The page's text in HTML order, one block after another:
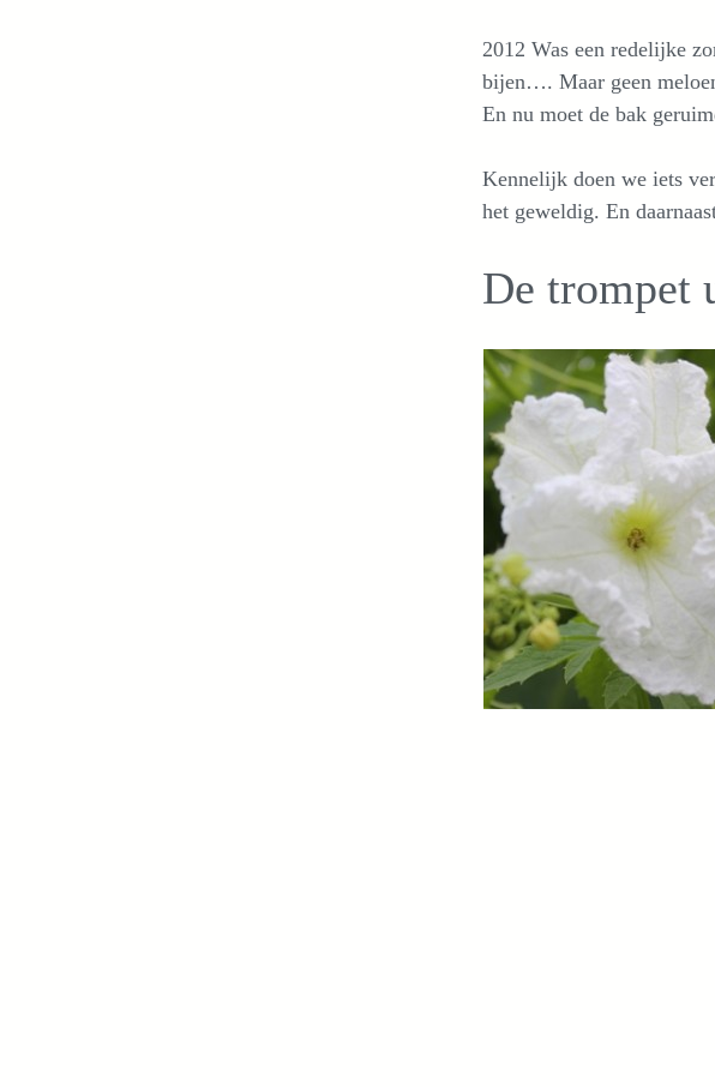
2012 Was een redelijke
bijen…. Maar geen
En nu moet de bak
Kennelijk doen we iets
het geweldig. En
De trompet